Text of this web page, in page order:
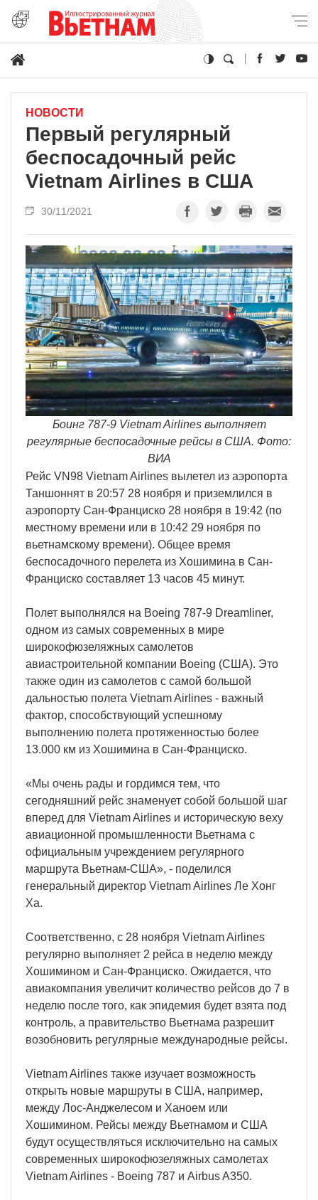
НОВОСТИ
Первый регулярный
беспосадочный рейс
Vietnam Airlines в США
30/11/2021
Боинг 787-9 Vietnam Airlines выполняет
регулярные беспосадочные рейсы в США. Фото:
ВИА
Рейс VN98 Vietnam Airlines вылетел из аэропорта
Таншоннят в 20:57 28 ноября и приземлился в
аэропорту Сан-Франциско 28 ноября в 19:42 (по
местному времени или в 10:42 29 ноября по
вьетнамскому времени). Общее время
беспосадочного перелета из Хошимина в Сан-
Франциско составляет 13 часов 45 минут.
Полет выполнялся на Boeing 787-9 Dreamliner,
одном из самых современных в мире
широкофюзеляжных самолетов
авиастроительной компании Boeing (США). Это
также один из самолетов с самой большой
дальностью полета Vietnam Airlines - важный
фактор, способствующий успешному
выполнению полета протяженностью более
13.000 км из Хошимина в Сан-Франциско.
«Мы очень рады и гордимся тем, что
сегодняшний рейс знаменует собой большой шаг
вперед для Vietnam Airlines и историческую веху
авиационной промышленности Вьетнама с
официальным учреждением регулярного
маршрута Вьетнам-США», - поделился
генеральный директор Vietnam Airlines Ле Хонг
Ха.
Соответственно, с 28 ноября Vietnam Airlines
регулярно выполняет 2 рейса в неделю между
Хошимином и Сан-Франциско. Ожидается, что
авиакомпания увеличит количество рейсов до 7 в
неделю после того, как эпидемия будет взята под
контроль, а правительство Вьетнама разрешит
возобновить регулярные международные рейсы.
Vietnam Airlines также изучает возможность
открыть новые маршруты в США, например,
между Лос-Анджелесом и Ханоем или
Хошимином. Рейсы между Вьетнамом и США
будут осуществляться исключительно на самых
современных широкофюзеляжных самолетах
Vietnam Airlines - Boeing 787 и Airbus A350.